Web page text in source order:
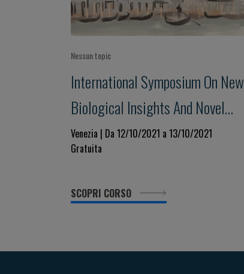
Nessun topic
International Symposium On New
Biological Insights And Novel
Drugs In Acute Leukemia
Venezia | Da 12/10/2021 a 13/10/2021
Gratuita
SCOPRI CORSO